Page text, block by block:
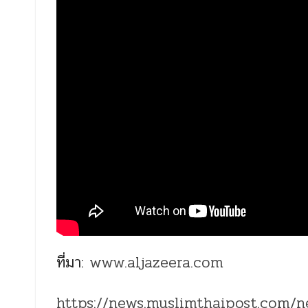
ที่มา: www.aljazeera.com
https://news.muslimthaipost.com/